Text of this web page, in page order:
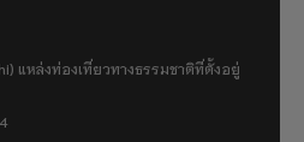
แหล่งท่องเที่ยวทางธรรมชาติที่ตั้งอยู่